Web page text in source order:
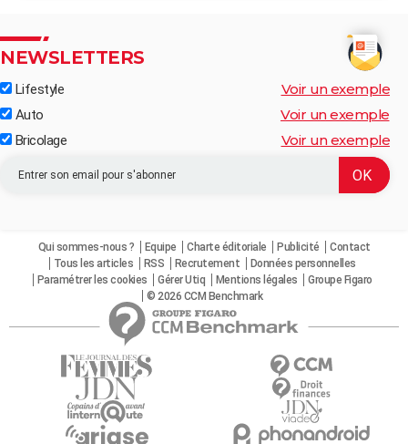
NEWSLETTERS
Lifestyle Voir un exemple
Auto Voir un exemple
Bricolage Voir un exemple
Qui sommes-nous ? Equipe Charte éditoriale Publicité
Contact
Tous les articles
RSS Recrutement
Données personnelles
Paramétrer les cookies
Gérer Utiq Mentions légales
Groupe Figaro
© 2026 CCM Benchmark